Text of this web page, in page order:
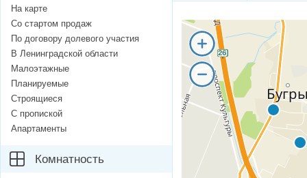
На карте
Со стартом продаж
По договору долевого участия
В Ленинградской области
Малоэтажные
Планируемые
Строящиеся
С пропиской
Апартаменты
Комнатность